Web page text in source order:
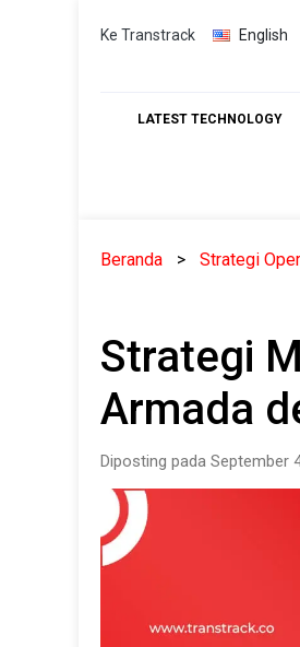
Skip
Ke Transtrack English
LATEST TECHNOLOGY
Beranda Strategi
Strategi
Armada
Diposting pada September